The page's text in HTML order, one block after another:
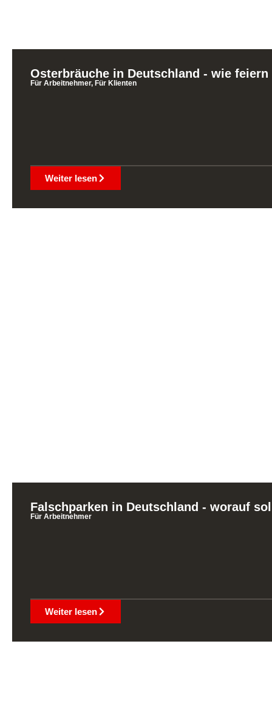
Osterbräuche in Deutschland - wie feiern
Für Arbeitnehmer, Für Klienten
Weiter lesen
Falschparken in Deutschland - worauf
Für Arbeitnehmer
Weiter lesen